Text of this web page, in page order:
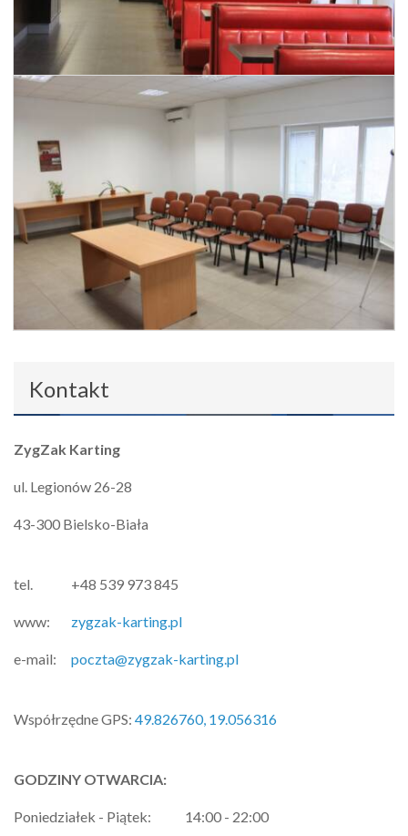
Kontakt
ZygZak Karting
ul. Legionów 26-28
43-300 Bielsko-Biała
tel. +48 539 973 845
www: zygzak-karting.pl
e-mail: poczta@zygzak-karting.pl
Współrzędne GPS: 49.826760, 19.056316
GODZINY OTWARCIA:
Poniedziałek - Piątek: 14:00 - 22:00